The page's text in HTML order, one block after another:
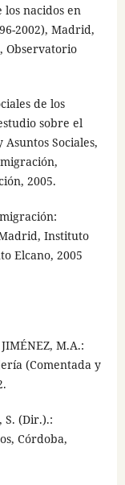
los nacidos en
2002), Madrid,
Observatorio
de los
sobre el
Sociales,
2005.
Instituto
Elcano, 2005
M.A.:
(Comentada y
S. (Dir.).:
Córdoba,